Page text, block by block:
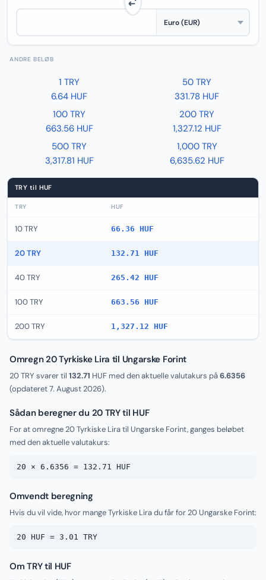
ANDRE BELØB
1 TRY
6.64 HUF
50 TRY
331.78 HUF
100 TRY
663.56 HUF
200 TRY
1,327.12 HUF
500 TRY
3,317.81 HUF
1,000 TRY
6,635.62 HUF
TRY til HUF
TRY HUF
10 TRY 66.36 HUF
20 TRY 132.71 HUF
40 TRY 265.42 HUF
100 TRY 663.56 HUF
200 TRY 1,327.12 HUF
Omregn 20 Tyrkiske Lira til Ungarske Forint
20 TRY svarer til 132.71 HUF med den aktuelle valutakurs på6.6356
(opdateret7. August 2026).
Sådan beregner du 20 TRY til HUF
For at omregne 20 Tyrkiske Lira til Ungarske Forint, ganges beløbet
med den aktuelle valutakurs:
20 × 6.6356 = 132.71 HUF
Omvendt beregning
Hvis du vil vide, hvor mange Tyrkiske Lira du får for 20 Ungarske Forint:
20 HUF = 3.01 TRY
Om TRY til HUF